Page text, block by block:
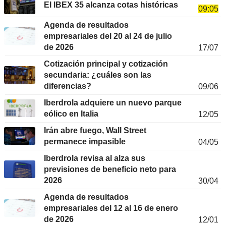
El IBEX 35 alcanza cotas históricas
09:05
Agenda de resultados
empresariales del 20 al 24 de julio
de 2026
17/07
Cotización principal y cotización
secundaria: ¿cuáles son las
diferencias?
09/06
Iberdrola adquiere un nuevo parque
eólico en Italia
12/05
Irán abre fuego, Wall Street
permanece impasible
04/05
Iberdrola revisa al alza sus
previsiones de beneficio neto para
2026
30/04
Agenda de resultados
empresariales del 12 al 16 de enero
de 2026
12/01